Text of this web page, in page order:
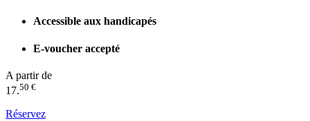
Accessible aux handicapés
E-voucher accepté
A partir de
17.50 €
Réservez